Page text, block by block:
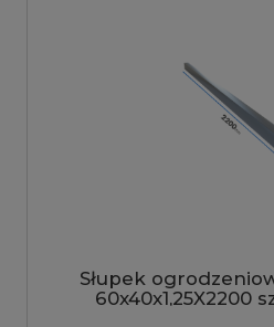
Słupek
60x40x1,25X2200